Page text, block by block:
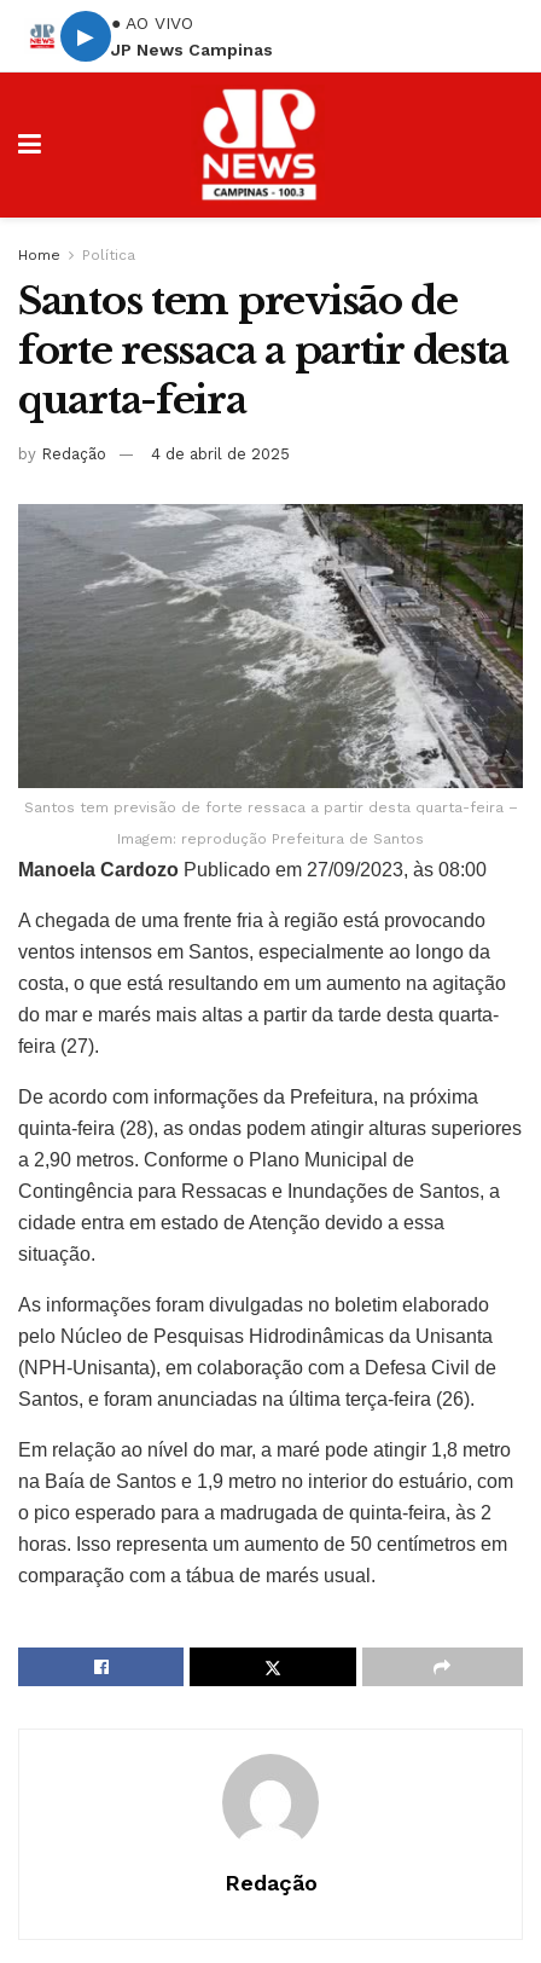
▶
● AO VIVO
JP News Campinas
Home Política
Santos tem previsão de
forte ressaca a partir desta
quarta-feira
by Redação 4 de abril de 2025
Santos tem previsão de forte ressaca a partir desta quarta-feira –
Imagem: reprodução Prefeitura de Santos
Manoela Cardozo Publicado em 27/09/2023, às 08:00
A chegada de uma frente fria à região está provocando
ventos intensos em Santos, especialmente ao longo da
costa, o que está resultando em um aumento na agitação
do mar e marés mais altas a partir da tarde desta quarta-
feira (27).
De acordo com informações da Prefeitura, na próxima
quinta-feira (28), as ondas podem atingir alturas superiores
a 2,90 metros. Conforme o Plano Municipal de
Contingência para Ressacas e Inundações de Santos, a
cidade entra em estado de Atenção devido a essa
situação.
As informações foram divulgadas no boletim elaborado
pelo Núcleo de Pesquisas Hidrodinâmicas da Unisanta
(NPH-Unisanta), em colaboração com a Defesa Civil de
Santos, e foram anunciadas na última terça-feira (26).
Em relação ao nível do mar, a maré pode atingir 1,8 metro
na Baía de Santos e 1,9 metro no interior do estuário, com
o pico esperado para a madrugada de quinta-feira, às 2
horas. Isso representa um aumento de 50 centímetros em
comparação com a tábua de marés usual.
Redação